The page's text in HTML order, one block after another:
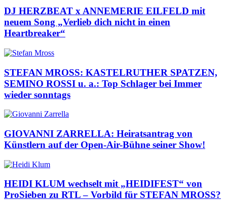
DJ HERZBEAT x ANNEMERIE EILFELD mit
neuem Song „Verlieb dich nicht in einen
Heartbreaker“
STEFAN MROSS: KASTELRUTHER SPATZEN,
SEMINO ROSSI u. a.: Top Schlager bei Immer
wieder sonntags
GIOVANNI ZARRELLA: Heiratsantrag von
Künstlern auf der Open-Air-Bühne seiner Show!
HEIDI KLUM wechselt mit „HEIDIFEST“ von
ProSieben zu RTL – Vorbild für STEFAN MROSS?